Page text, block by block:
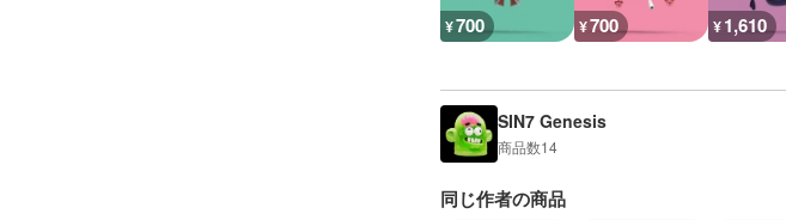
¥700 ¥700 ¥1,610
SIN7 Genesis
商品数14
同じ作者の商品